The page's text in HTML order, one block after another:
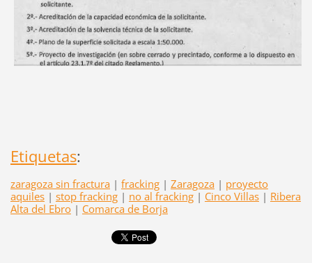
Etiquetas:
zaragoza sin fractura | fracking | Zaragoza | proyecto
aquiles | stop fracking | no al fracking | Cinco Villas | Ribera
Alta del Ebro | Comarca de Borja